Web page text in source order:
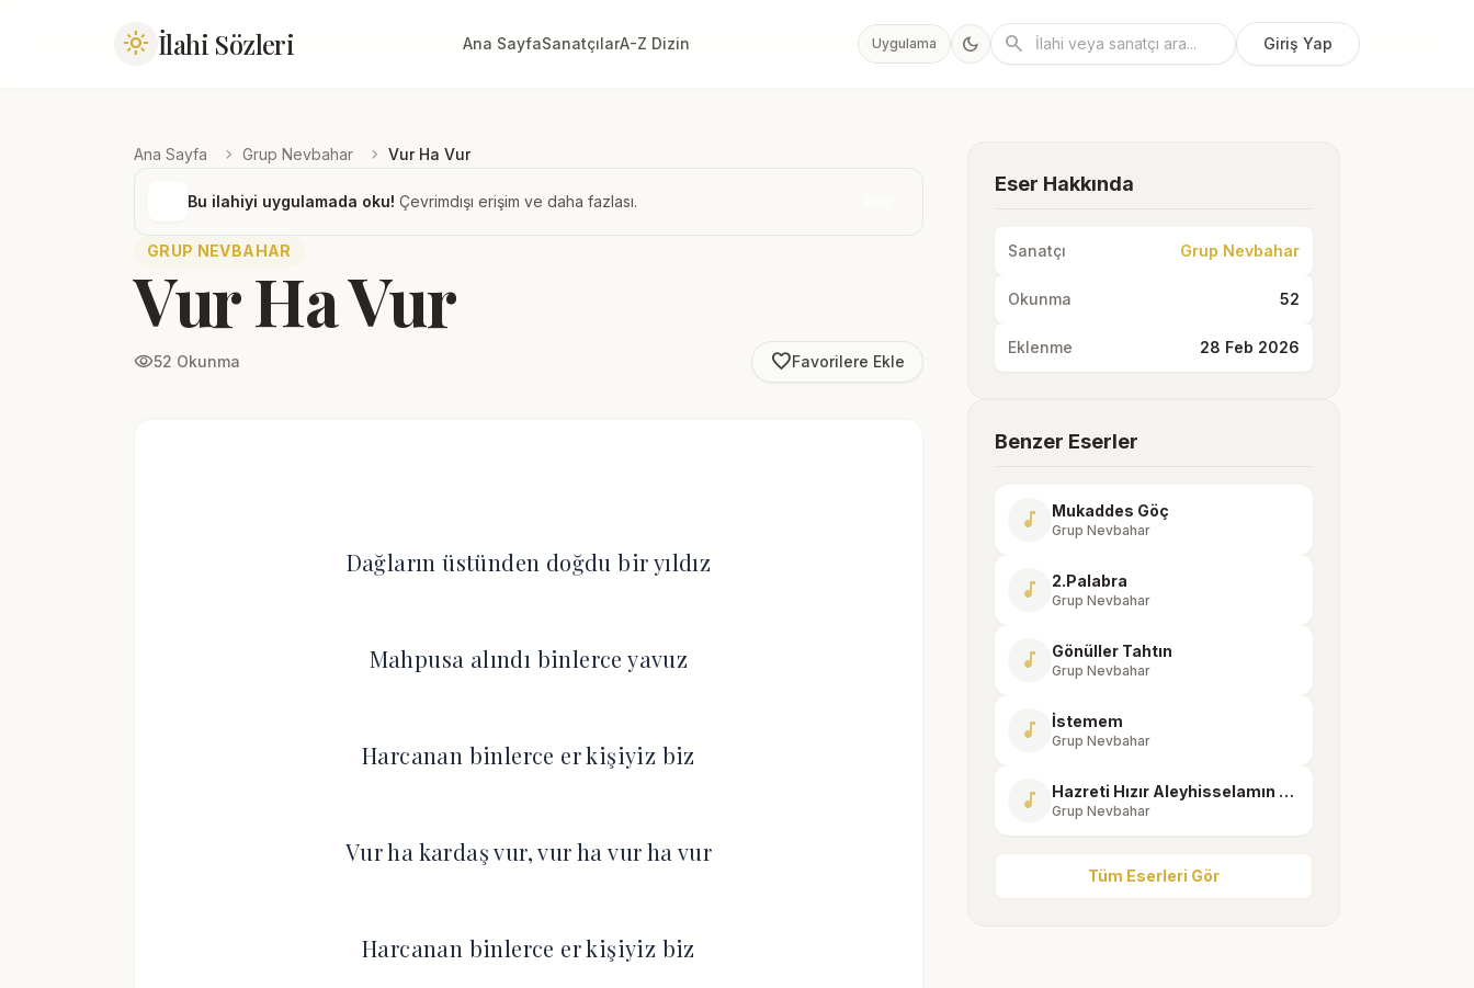
light_mode İlahi Sözleri Ana SayfaSanatçılarA-Z Dizin Uygulama dark_mode search Giriş Yap
Ana Sayfa chevron_right Grup Nevbahar chevron_right Vur Ha Vur
Bu ilahiyi uygulamada oku! Çevrimdışı erişim ve daha fazlası.
GRUP NEVBAHAR
Vur Ha Vur
visibility52 Okunma favorite_borderFavorilere Ekle
Dağların üstünden doğdu bir yıldız
Mahpusa alındı binlerce yavuz
Harcanan binlerce er kişiyiz biz
Vur ha kardaş vur, vur ha vur ha vur
Harcanan binlerce er kişiyiz biz
Eser Hakkında
Sanatçı Grup Nevbahar
Okunma 52
Eklenme 28 Feb 2026
Benzer Eserler
music_note Mukaddes Göç
Grup Nevbahar
music_note 2.Palabra
Grup Nevbahar
music_note Gönüller Tahtın
Grup Nevbahar
music_note İstemem
Grup Nevbahar
music_note Hazreti Hızır Aleyhisselamın Münacatı
Grup Nevbahar
Tüm Eserleri Gör